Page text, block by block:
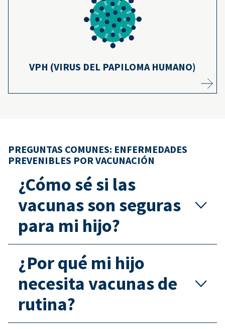
VPH (VIRUS DEL PAPILOMA HUMANO)
de 36,000 casos de cáncer cada año. Las
vacunas contra el VPH pueden prevenir
aproximadamente el 90% de ellos.
Más información
PREGUNTAS COMUNES: ENFERMEDADES
PREVENIBLES POR VACUNACIÓN
¿Cómo sé si las
vacunas son seguras
para mi hijo?
¿Por qué mi hijo
necesita vacunas de
rutina?